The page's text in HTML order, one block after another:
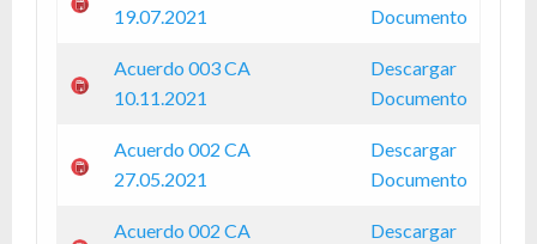
19.07.2021
Documento
Acuerdo 003 CA
10.11.2021
Descargar
Documento
Acuerdo 002 CA
27.05.2021
Descargar
Documento
Acuerdo 002 CA
Descargar